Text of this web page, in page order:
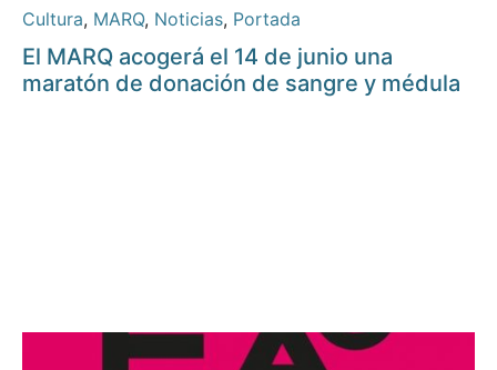
Cultura, MARQ, Noticias, Portada
El MARQ acogerá el 14 de junio una
maratón de donación de sangre y médula